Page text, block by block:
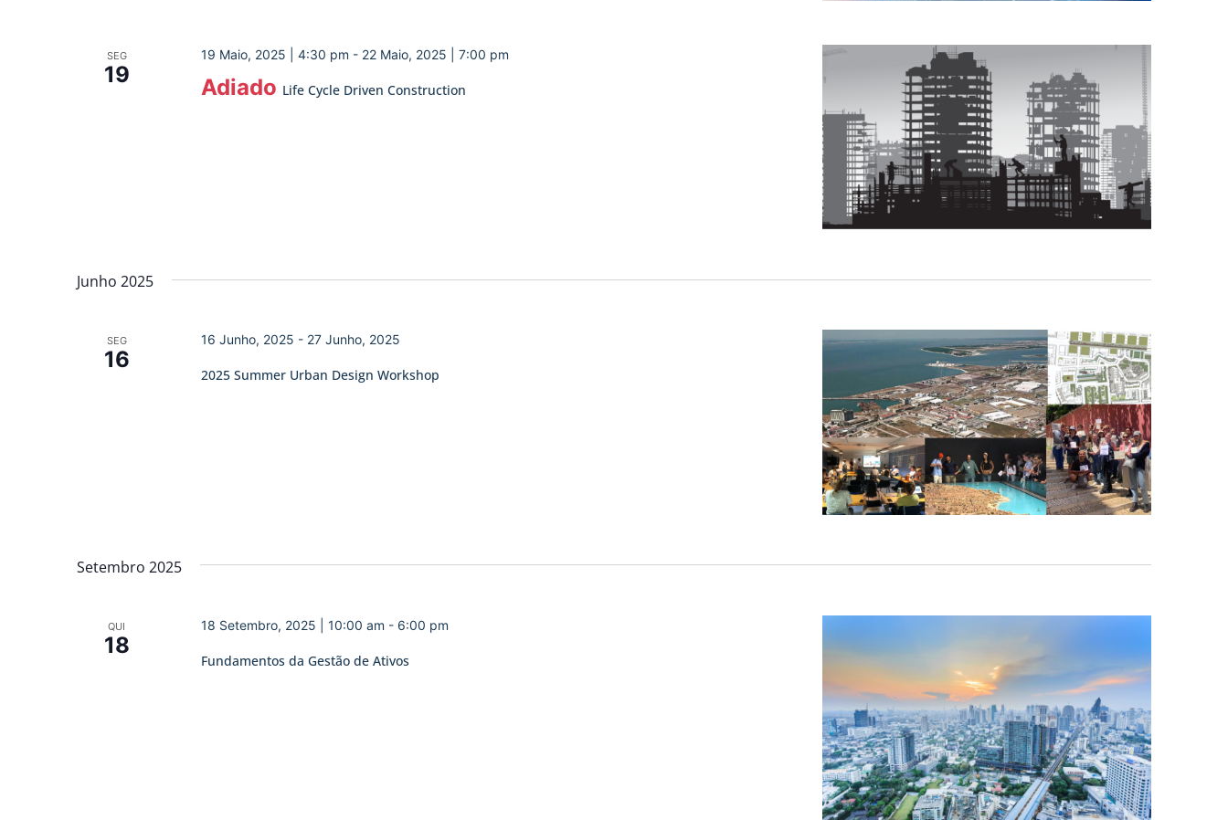
SEG
19 Adiado Life Cycle Driven Construction
19 Maio, 2025 | 4:30 pm - 22 Maio, 2025 | 7:00 pm
Junho 2025
SEG
16
2025 Summer Urban Design Workshop
16 Junho, 2025 - 27 Junho, 2025
Setembro 2025
QUI
18
Fundamentos da Gestão de Ativos
18 Setembro, 2025 | 10:00 am - 6:00 pm